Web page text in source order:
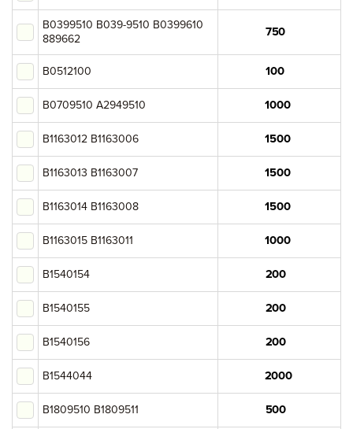
B0399510 B039-9510 B0399610
889662
B0512100
B0709510 A2949510
B1163012 B1163006
B1163013 B1163007
B1163014 B1163008
B1163015 B1163011
B1540154
B1540155
B1540156
B1544044
B1809510 B1809511
Артикул Кол-во
Итого:
картриджей на сумму:
Оформление заявки
Сохранить и продолжить работу с прайс-листом